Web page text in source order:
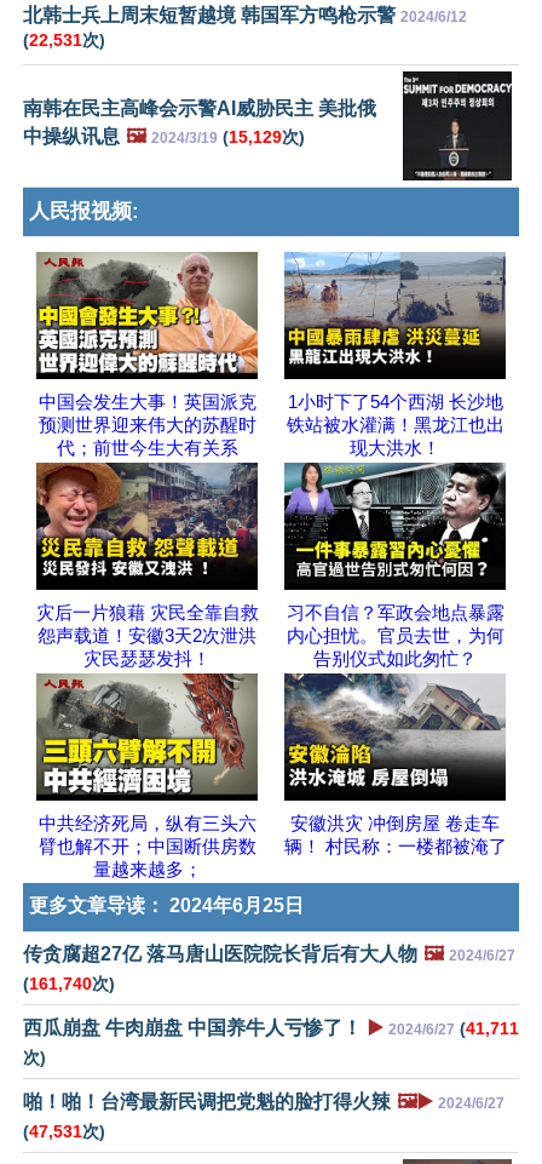
北韩士兵上周末短暂越境 韩国军方鸣枪示警 2024/6/12
(22,531次)
南韩在民主高峰会示警AI威胁民主 美批俄
中操纵讯息 🖼️ 2024/3/19 (15,129次)
人民报视频:
中国会发生大事！英国派克
预测世界迎来伟大的苏醒时
代；前世今生大有关系
1小时下了54个西湖 长沙地
铁站被水灌满！黑龙江也出
现大洪水！
灾后一片狼藉 灾民全靠自救
怨声载道！安徽3天2次泄洪
灾民瑟瑟发抖！
习不自信？军政会地点暴露
内心担忧。官员去世，为何
告别仪式如此匆忙？
中共经济死局，纵有三头六
臂也解不开；中国断供房数
量越来越多；
安徽洪灾 冲倒房屋 卷走车
辆！ 村民称：一楼都被淹了
更多文章导读： 2024年6月25日
传贪腐超27亿 落马唐山医院院长背后有大人物 🖼️ 2024/6/27
(161,740次)
西瓜崩盘 牛肉崩盘 中国养牛人亏惨了！ ▶️ 2024/6/27 (41,711
次)
啪！啪！台湾最新民调把党魁的脸打得火辣 🖼️▶️ 2024/6/27
(47,531次)